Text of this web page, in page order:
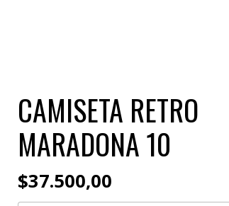
CAMISETA RETRO
MARADONA 10
$37.500,00